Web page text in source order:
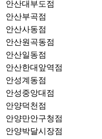
안산대부도점
안산부곡점
안산사동점
안산원곡동점
안산일동점
안산한대앞역점
안성계동점
안성중앙대점
안양덕천점
안양만안구청점
안양박달시장점